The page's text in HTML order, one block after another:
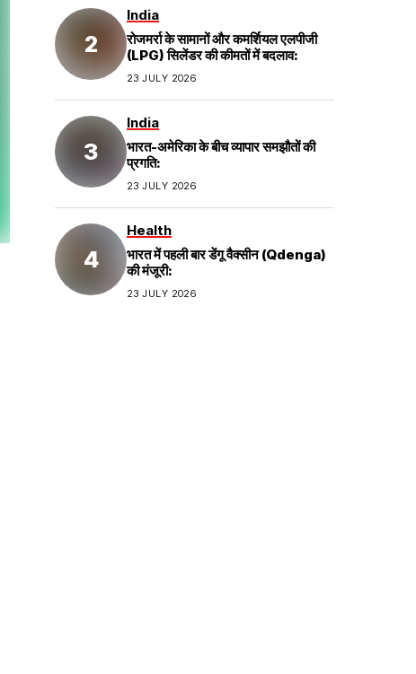
India
रोजमर्रा के सामानों और कमर्शियल एलपीजी
(LPG) सिलेंडर की कीमतों में बदलाव:
23 JULY 2026
India
भारत-अमेरिका के बीच व्यापार समझौतों की
प्रगति:
23 JULY 2026
Health
भारत में पहली बार डेंगू वैक्सीन (Qdenga)
की मंजूरी:
23 JULY 2026